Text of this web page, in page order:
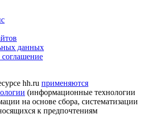
данных
соглашение
hh.ru применяются
(информационные технологии
на основе сбора, систематизации
к предпочтениям